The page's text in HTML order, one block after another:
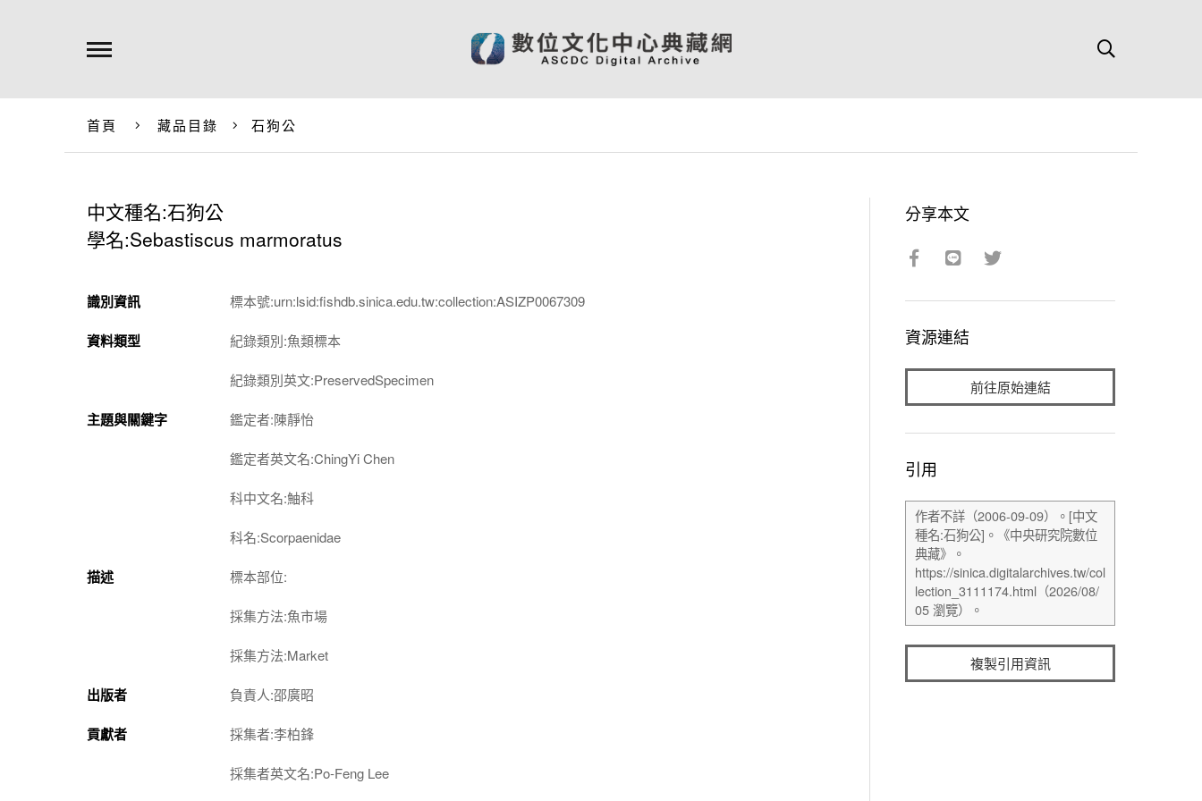
首頁 藏品目錄 石狗公
中文種名:石狗公
學名:Sebastiscus marmoratus
識別資訊 標本號:urn:lsid:fishdb.sinica.edu.tw:collection:ASIZP0067309
資料類型 紀錄類別:魚類標本
紀錄類別英文:PreservedSpecimen
主題與關鍵字 鑑定者:陳靜怡
鑑定者英文名:ChingYi Chen
科中文名:鮋科
科名:Scorpaenidae
描述 標本部位:
採集方法:魚市場
採集方法:Market
出版者 負責人:邵廣昭
貢獻者 採集者:李柏鋒
採集者英文名:Po-Feng Lee
分享本文
資源連結
前往原始連結
引用
複製引用資訊